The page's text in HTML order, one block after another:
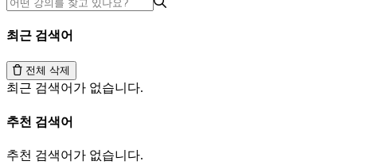
최근 검색어
전체 삭제
최근 검색어가 없습니다.
추천 검색어
추천 검색어가 없습니다.